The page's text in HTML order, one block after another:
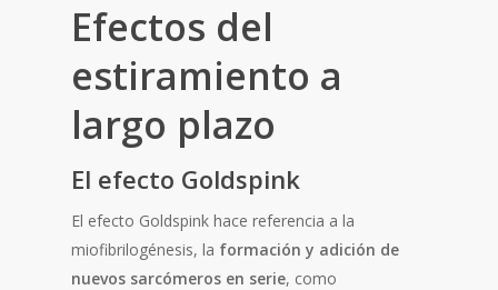
Efectos del
estiramiento a
largo plazo
El efecto Goldspink
El efecto Goldspink hace referencia a la
miofibrilogénesis, la formación y adición de
nuevos sarcómeros en serie, como